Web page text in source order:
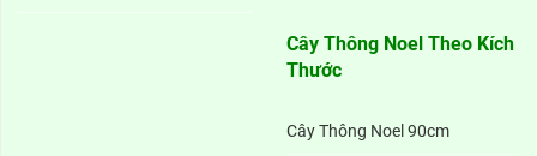
Cây Thông Noel Theo Kích
Thước
Cây Thông Noel 90cm